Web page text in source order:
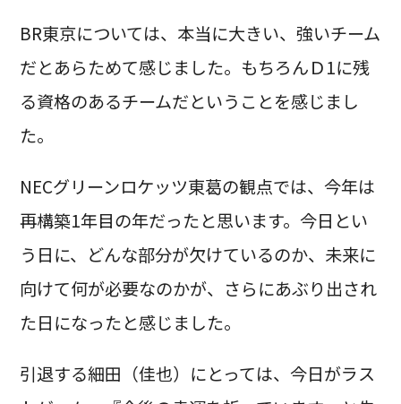
BR東京については、本当に大きい、強いチーム
だとあらためて感じました。もちろんＤ1に残
る資格のあるチームだということを感じまし
た。
NECグリーンロケッツ東葛の観点では、今年は
再構築1年目の年だったと思います。今日とい
う日に、どんな部分が欠けているのか、未来に
向けて何が必要なのかが、さらにあぶり出され
た日になったと感じました。
引退する細田（佳也）にとっては、今日がラス